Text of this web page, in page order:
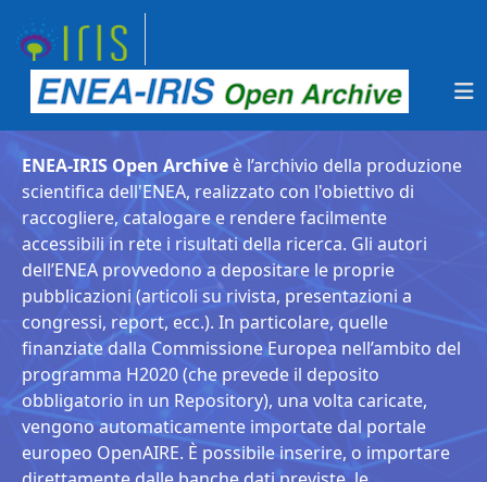
ENEA-IRIS Open Archive è l’archivio della produzione
scientifica dell'ENEA, realizzato con l'obiettivo di
raccogliere, catalogare e rendere facilmente
accessibili in rete i risultati della ricerca. Gli autori
dell’ENEA provvedono a depositare le proprie
pubblicazioni (articoli su rivista, presentazioni a
congressi, report, ecc.). In particolare, quelle
finanziate dalla Commissione Europea nell’ambito del
programma H2020 (che prevede il deposito
obbligatorio in un Repository), una volta caricate,
vengono automaticamente importate dal portale
europeo OpenAIRE. È possibile inserire, o importare